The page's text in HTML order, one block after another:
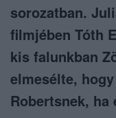
sorozatban.
filmjében Tóth
kis falunkban
elmesélte,
Robertsnek, ha